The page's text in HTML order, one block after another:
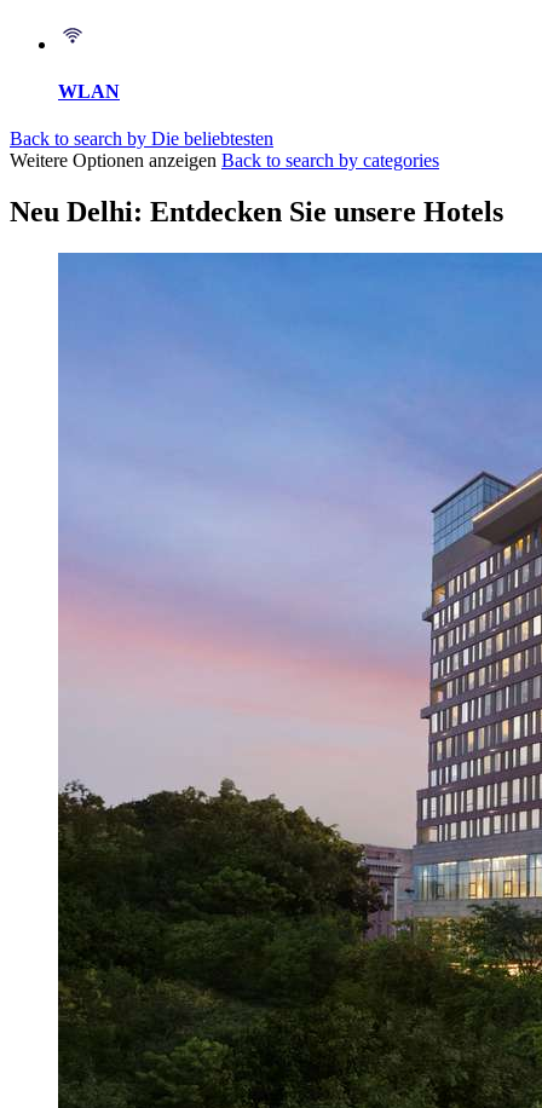
WLAN
Back to search by Die beliebtesten
Weitere Optionen anzeigen Back to search by categories
Neu Delhi: Entdecken Sie unsere Hotels